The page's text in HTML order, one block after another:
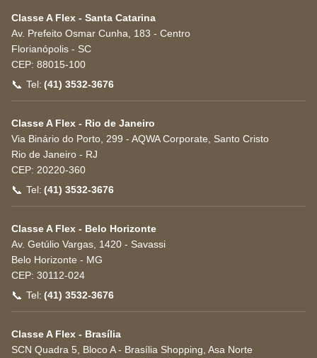
Classe A Flex - Santa Catarina
Av. Prefeito Osmar Cunha, 183 - Centro
Florianópolis - SC
CEP: 88015-100
📞 Tel: (41) 3532-3676
Classe A Flex - Rio de Janeiro
Via Binário do Porto, 299 - AQWA Corporate, Santo Cristo
Rio de Janeiro - RJ
CEP: 20220-360
📞 Tel: (41) 3532-3676
Classe A Flex - Belo Horizonte
Av. Getúlio Vargas, 1420 - Savassi
Belo Horizonte - MG
CEP: 30112-024
📞 Tel: (41) 3532-3676
Classe A Flex - Brasília
SCN Quadra 5, Bloco A - Brasília Shopping, Asa Norte